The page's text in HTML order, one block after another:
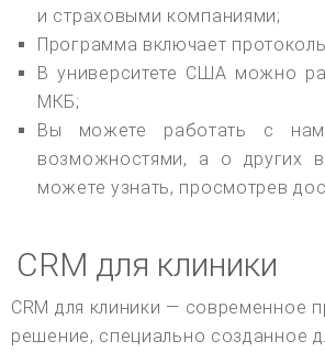
и страховыми компаниями;
Программа включает
В университете США можно
МКБ;
Вы можете работать с
возможностями, а о других
можете узнать, просмотрев
CRM для клиники
CRM для клиники — современное
решение, специально созданное